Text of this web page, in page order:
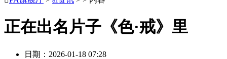
正在出名片子《色·戒》里
日期：2026-01-18 07:28